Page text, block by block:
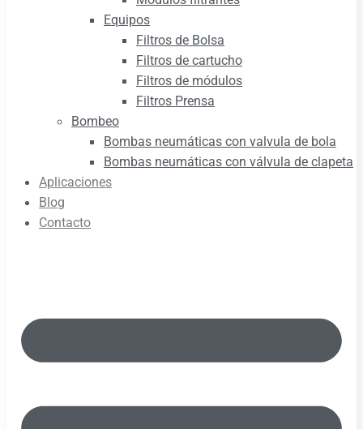
Equipos
Filtros de Bolsa
Filtros de cartucho
Filtros de módulos
Filtros Prensa
Bombeo
Bombas neumáticas con valvula de bola
Bombas neumáticas con válvula de clapeta
Aplicaciones
Blog
Contacto